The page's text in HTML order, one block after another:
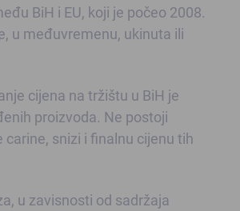
BiH i EU, koji je počeo 2008.
u međuvremenu, ukinuta ili
cijena na tržištu u BiH je
proizvoda. Ne postoji
snizi i finalnu cijenu tih
u zavisnosti od sadržaja